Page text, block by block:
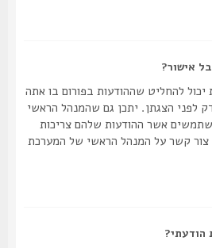
להחליט שההודעות בפורום בו אתה
הצגתן. יתכן גם שהמנהל הראשי
אשר ההודעות שלהם צריכות
קשר על המנהל הראשי של המערכת